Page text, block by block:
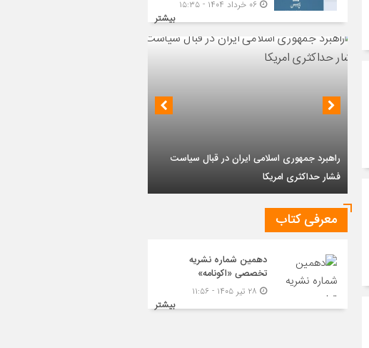
بیشتر
چشم‌انداز روابط ایران و روسیه در جهان پساکرونا
معرفی کتاب
دهمین شماره نشریه
تخصصی «اکونامه»
بیشتر